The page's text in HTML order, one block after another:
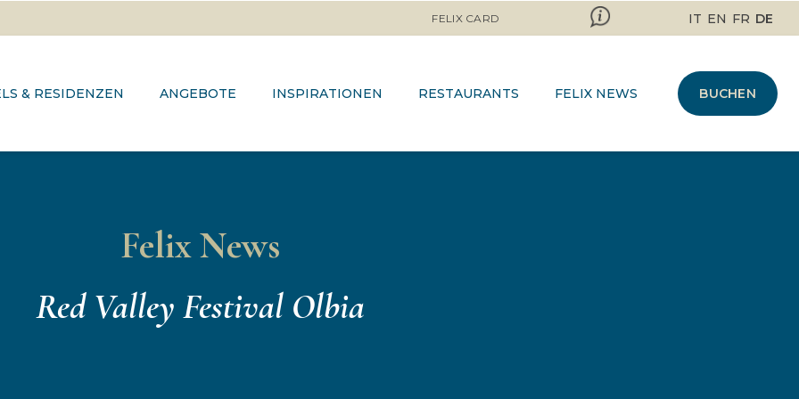
FELIX CARD IT EN FR DE
& RESIDENZEN ANGEBOTE INSPIRATIONEN RESTAURANTS FELIX NEWS BUCHEN
Felix News
Red Valley Festival Olbia